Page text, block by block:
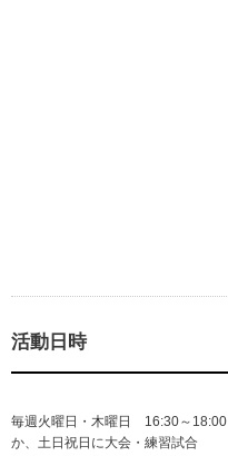
活動日時
毎週火曜日・木曜日 16:30～18:00
か、土日祝日に大会・練習試合